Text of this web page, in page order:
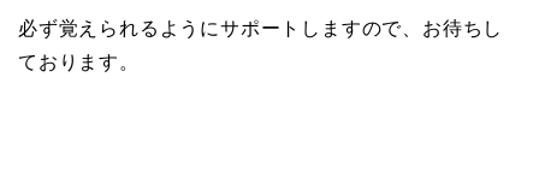
必ず覚えられるようにサポートしますので、お待ちし
ております。